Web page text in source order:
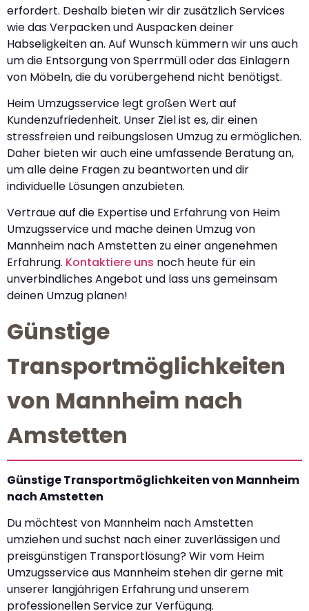
erfordert. Deshalb bieten wir dir zusätzlich Services
wie das Verpacken und Auspacken deiner
Habseligkeiten an. Auf Wunsch kümmern wir uns auch
um die Entsorgung von Sperrmüll oder das Einlagern
von Möbeln, die du vorübergehend nicht benötigst.
Heim Umzugsservice legt großen Wert auf
Kundenzufriedenheit. Unser Ziel ist es, dir einen
stressfreien und reibungslosen Umzug zu ermöglichen.
Daher bieten wir auch eine umfassende Beratung an,
um alle deine Fragen zu beantworten und dir
individuelle Lösungen anzubieten.
Vertraue auf die Expertise und Erfahrung von Heim
Umzugsservice und mache deinen Umzug von
Mannheim nach Amstetten zu einer angenehmen
Erfahrung. Kontaktiere uns noch heute für ein
unverbindliches Angebot und lass uns gemeinsam
deinen Umzug planen!
Günstige
Transportmöglichkeiten
von Mannheim nach
Amstetten
Günstige Transportmöglichkeiten von Mannheim
nach Amstetten
Du möchtest von Mannheim nach Amstetten
umziehen und suchst nach einer zuverlässigen und
preisgünstigen Transportlösung? Wir vom Heim
Umzugsservice aus Mannheim stehen dir gerne mit
unserer langjährigen Erfahrung und unserem
professionellen Service zur Verfügung.